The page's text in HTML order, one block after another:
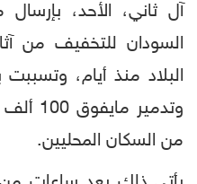
آل ثاني، الأحد،
السودان للتخفيف من
من السكان المحليين.